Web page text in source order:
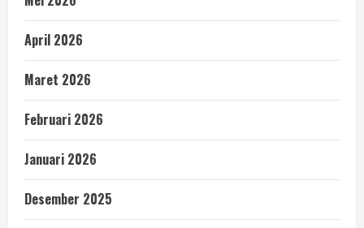
April 2026
Maret 2026
Februari 2026
Januari 2026
Desember 2025